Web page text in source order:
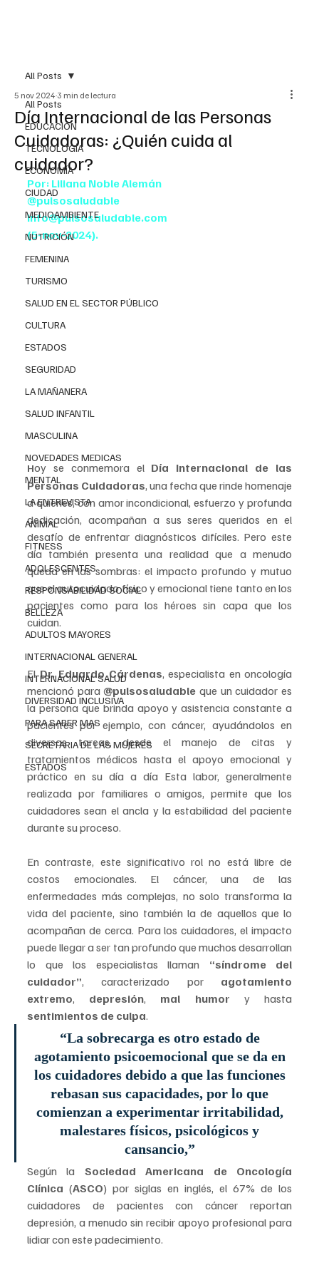
All Posts
EDUCACIÓN
TECNOLOGÍA
ECONOMÍA
CIUDAD
MEDIOAMBIENTE
NUTRICIÓN
FEMENINA
TURISMO
SALUD EN EL SECTOR PÚBLICO
CULTURA
ESTADOS
SEGURIDAD
LA MAÑANERA
SALUD INFANTIL
MASCULINA
NOVEDADES MEDICAS
MENTAL
LA ENTREVISTA
ANIMAL
FITNESS
ADOLESCENTES
RESPONSABILIDAD SOCIAL
BELLEZA
ADULTOS MAYORES
INTERNACIONAL GENERAL
INTERNACIONAL SALUD
DIVERSIDAD INCLUSIVA
PARA SABER MAS
SECRETARIA DE LAS MUJERES
ESTADOS
All Posts
Día Internacional de las Personas
Cuidadoras: ¿Quién cuida al
cuidador?
5 nov 2024 3 min de lectura
Por: Liliana Noble Alemán
@pulsosaludable
info@pulsosaludable.com
(5-nov-2024).
Hoy se conmemora el Día Internacional de las
Personas Cuidadoras, una fecha que rinde homenaje
a quienes, con amor incondicional, esfuerzo y profunda
dedicación, acompañan a sus seres queridos en el
desafío de enfrentar diagnósticos difíciles. Pero este
día también presenta una realidad que a menudo
queda en las sombras: el impacto profundo y mutuo
que el autocuidado físico y emocional tiene tanto en los
pacientes como para los héroes sin capa que los
cuidan.
El Dr. Eduardo Cárdenas, especialista en oncología
mencionó para @pulsosaludable que un cuidador es
la persona que brinda apoyo y asistencia constante a
pacientes por ejemplo, con cáncer, ayudándolos en
diversas tareas, desde el manejo de citas y
tratamientos médicos hasta el apoyo emocional y
práctico en su día a día Esta labor, generalmente
realizada por familiares o amigos, permite que los
cuidadores sean el ancla y la estabilidad del paciente
durante su proceso.
En contraste, este significativo rol no está libre de
costos emocionales. El cáncer, una de las
enfermedades más complejas, no solo transforma la
vida del paciente, sino también la de aquellos que lo
acompañan de cerca. Para los cuidadores, el impacto
puede llegar a ser tan profundo que muchos desarrollan
lo que los especialistas llaman “síndrome del
cuidador”, caracterizado por agotamiento
extremo, depresión, mal humor
sentimientos de culpa.
“La sobrecarga es otro estado de
agotamiento psicoemocional que se da en
los cuidadores debido a que las funciones
rebasan sus capacidades, por lo que
comienzan a experimentar irritabilidad,
malestares físicos, psicológicos y
cansancio,”
Según la Sociedad Americana de Oncología
Clínica (ASCO) por siglas en inglés, el 67% de los
cuidadores de pacientes con cáncer reportan
depresión, a menudo sin recibir apoyo profesional para
lidiar con este padecimiento.